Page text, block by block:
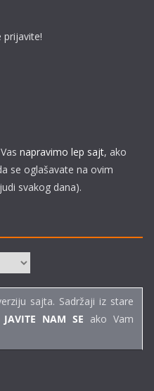
prijavite!
napravimo lep sajt, ako
se oglašavate na ovim
svakog dana).
sajta. Sadržaji iz stare
JAVITE NAM SE ako Vam